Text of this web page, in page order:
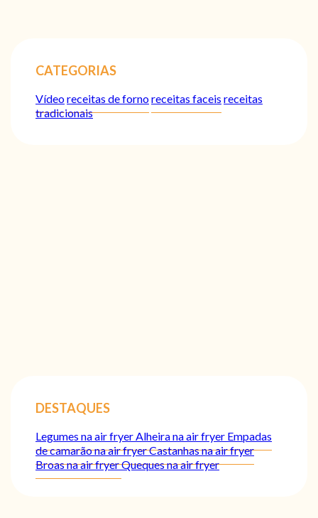
CATEGORIAS
Vídeoreceitas de fornoreceitas faceis receitas
tradicionais
DESTAQUES
Legumes na air fryer Alheira na air fryer Empadas
de camarão na air fryerCastanhas na air fryer
Broas na air fryerQueques na air fryer